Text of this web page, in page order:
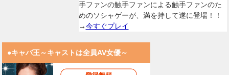
手ファンの触手ファンによる触手ファンのた
めのソシャゲーが、満を持して遂に登場！！
→今すぐプレイ
●キャバ王～キャストは全員AV女優～